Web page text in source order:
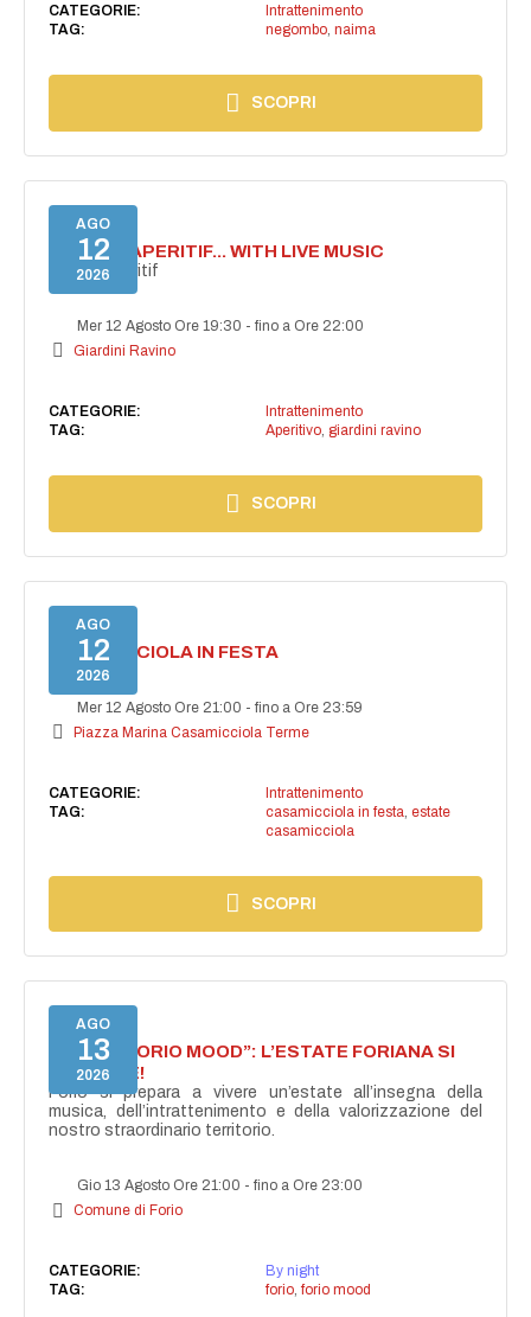
CATEGORIE:
Intrattenimento
TAG:
negombo, naima
SCOPRI
AGO
12
2026
SECRET APERITIF... WITH LIVE MUSIC
Secret aperitif
Mer 12 Agosto Ore 19:30 -fino a Ore 22:00
Giardini Ravino
CATEGORIE:
Intrattenimento
TAG:
Aperitivo, giardini ravino
SCOPRI
AGO
12
2026
CASAMICCIOLA IN FESTA
Mer 12 Agosto Ore 21:00 -fino a Ore 23:59
Piazza Marina Casamicciola Terme
CATEGORIE:
Intrattenimento
TAG:
casamicciola in festa estate
casamicciola
SCOPRI
AGO
13
2026
NASCE “FORIO MOOD”: L’ESTATE FORIANA SI
ACCENDE!
Forio si prepara a vivere un’estate all’insegna della
musica, dell’intrattenimento e della valorizzazione del
nostro straordinario territorio.
Gio 13 Agosto Ore 21:00 -fino a Ore 23:00
Comune di Forio
CATEGORIE:
By night
TAG:
forio, forio mood